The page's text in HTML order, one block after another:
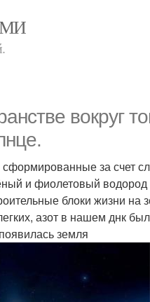
вокруг
за счет
и фиолетовый
блоки жизни
азот в нашем днк
земля